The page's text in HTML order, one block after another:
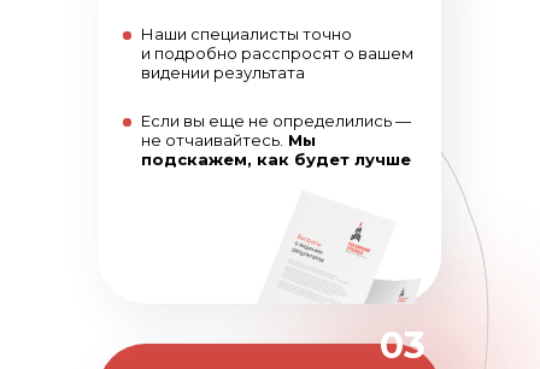
Наши специалисты точно
и подробно расспросят о вашем
видении результата
Если вы еще не определились —
не отчаивайтесь. Мы
подскажем, как будет лучше
03